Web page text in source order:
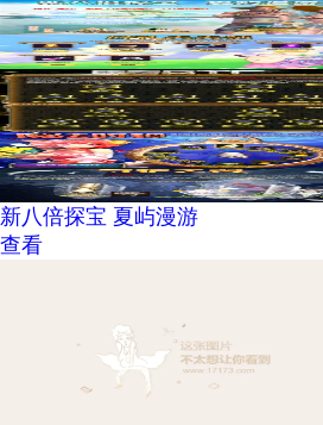
新八倍探宝 夏屿漫游
查看